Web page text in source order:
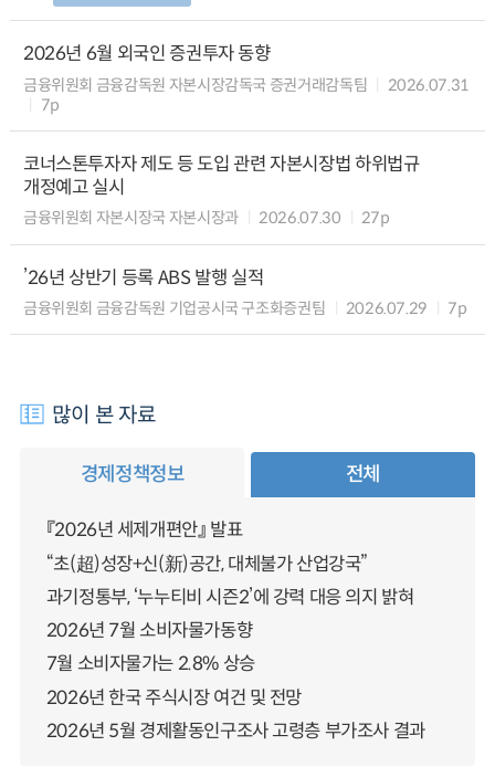
2026년 6월 외국인 증권투자 동향
금융위원회 금융감독원 자본시장감독국 증권거래감독팀
2026.07.31
7p
코너스톤투자자 제도 등 도입 관련 자본시장법 하위법규
개정예고 실시
금융위원회 자본시장국 자본시장과 2026.07.30 27p
’26년 상반기 등록 ABS 발행 실적
금융위원회 금융감독원 기업공시국 구조화증권팀 2026.07.29 7p
많이 본 자료
경제정책정보 전체
『2026년 세제개편안』 발표
“초(超)성장+신(新)공간, 대체불가 산업강국”
과기정통부, ‘누누티비 시즌2’에 강력 대응 의지 밝혀
2026년 7월 소비자물가동향
7월 소비자물가는 2.8% 상승
2026년 한국 주식시장 여건 및 전망
2026년 5월 경제활동인구조사 고령층 부가조사 결과